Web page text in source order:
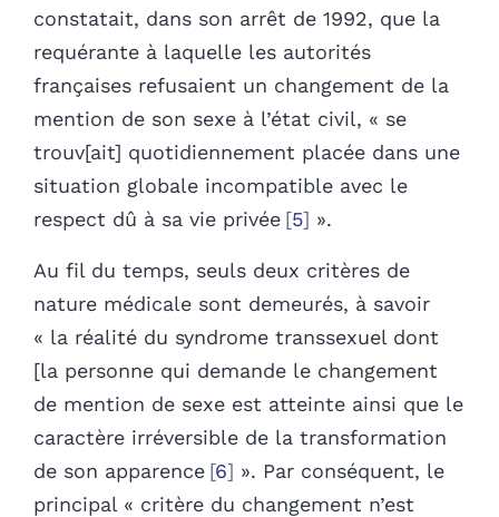
constatait, dans son arrêt de 1992, que la
requérante à laquelle les autorités
françaises refusaient un changement de la
mention de son sexe à l’état civil, « se
trouv[ait] quotidiennement placée dans une
situation globale incompatible avec le
respect dû à sa vie privée 5 ».
Au fil du temps, seuls deux critères de
nature médicale sont demeurés, à savoir
« la réalité du syndrome transsexuel dont
[la personne qui demande le changement
de mention de sexe est atteinte ainsi que le
caractère irréversible de la transformation
de son apparence 6
». Par conséquent, le
principal « critère du changement n’est